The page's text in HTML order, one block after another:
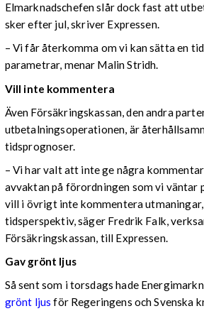
Elmarknadschefen slår dock fast att
sker efter jul, skriver Expressen.
– Vi får återkomma om vi kan sätta en
parametrar, menar Malin Stridh.
Vill inte kommentera
Även Försäkringskassan, den andra
utbetalningsoperationen, är
tidsprognoser.
– Vi har valt att inte ge några
avvaktan på förordningen som vi väntar
vill i övrigt inte kommentera
tidsperspektiv, säger Fredrik Falk,
Försäkringskassan, till Expressen.
Gav grönt ljus
Så sent som i torsdags hade
grönt ljus för Regeringens och Svenska